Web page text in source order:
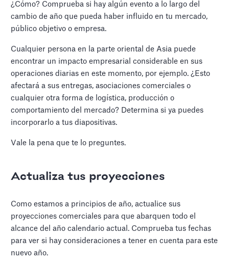
¿Cómo? Comprueba si hay algún evento a lo largo del
cambio de año que pueda haber influido en tu mercado,
público objetivo o empresa.
Cualquier persona en la parte oriental de Asia puede
encontrar un impacto empresarial considerable en sus
operaciones diarias en este momento, por ejemplo. ¿Esto
afectará a sus entregas, asociaciones comerciales o
cualquier otra forma de logística, producción o
comportamiento del mercado? Determina si ya puedes
incorporarlo a tus diapositivas.
Vale la pena que te lo preguntes.
Actualiza tus proyecciones
Como estamos a principios de año, actualice sus
proyecciones comerciales para que abarquen todo el
alcance del año calendario actual. Comprueba tus fechas
para ver si hay consideraciones a tener en cuenta para este
nuevo año.